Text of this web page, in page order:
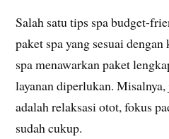
Salah satu tips spa budget-
paket spa yang sesuai
spa menawarkan paket
layanan diperlukan.
adalah relaksasi otot, fokus
sudah cukup.